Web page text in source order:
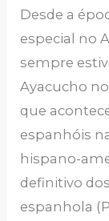
Desde a
especial no
sempre
Ayacucho
que
espanhóis
hispano-
definitivo
espanhola